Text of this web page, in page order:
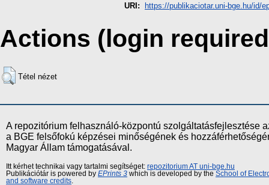
URI:
https://publikaciotar.uni-bge.hu/id/
Actions (login
Tétel nézet
A repozitórium felhasználó-központú szolgáltatásfejlesztése
a BGE felsőfokú képzései minőségének és
Magyar Állam támogatásával.
Itt kérhet technikai vagy tartalmi segítséget: repozitorium AT uni-bge.hu
Publikációtár is powered by EPrints 3 which is developed by the School of
and software credits